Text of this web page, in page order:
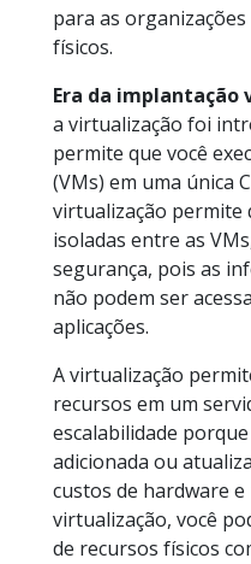
para as
físicos.
Era da implantação
a virtualização foi
permite que você
(VMs) em uma única
virtualização permite
isoladas entre as
segurança, pois as
não podem ser
aplicações.
A virtualização
recursos em um
escalabilidade
adicionada ou
custos de hardware e
virtualização, você
de recursos físicos